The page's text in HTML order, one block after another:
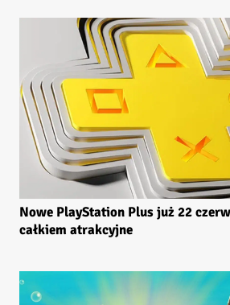
Nowe PlayStation Plus już 22
całkiem atrakcyjne